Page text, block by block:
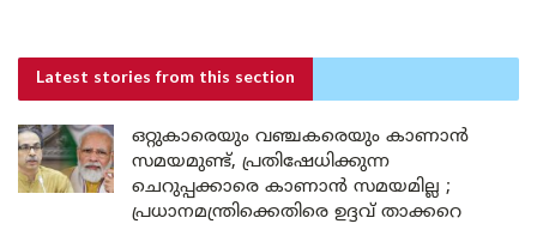
Latest stories from this section
ഒറ്റുകാരെയും വഞ്ചകരെയും കാണാൻ
സമയമുണ്ട്, പ്രതിഷേധിക്കുന്ന
ചെറുപ്പക്കാരെ കാണാൻ സമയമില്ല ;
പ്രധാനമന്ത്രിക്കെതിരെ ഉദ്ദവ് താക്കറെ